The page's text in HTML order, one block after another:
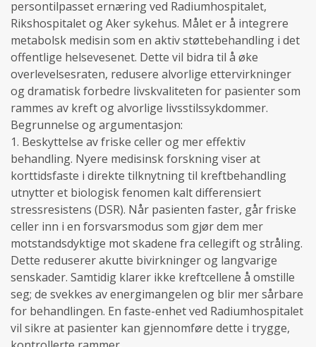
persontilpasset ernæring ved Radiumhospitalet,
Rikshospitalet og Aker sykehus. Målet er å integrere
metabolsk medisin som en aktiv støttebehandling i det
offentlige helsevesenet. Dette vil bidra til å øke
overlevelsesraten, redusere alvorlige ettervirkninger
og dramatisk forbedre livskvaliteten for pasienter som
rammes av kreft og alvorlige livsstilssykdommer.
Begrunnelse og argumentasjon:
1. Beskyttelse av friske celler og mer effektiv
behandling. Nyere medisinsk forskning viser at
korttidsfaste i direkte tilknytning til kreftbehandling
utnytter et biologisk fenomen kalt differensiert
stressresistens (DSR). Når pasienten faster, går friske
celler inn i en forsvarsmodus som gjør dem mer
motstandsdyktige mot skadene fra cellegift og stråling.
Dette reduserer akutte bivirkninger og langvarige
senskader. Samtidig klarer ikke kreftcellene å omstille
seg; de svekkes av energimangelen og blir mer sårbare
for behandlingen. En faste-enhet ved Radiumhospitalet
vil sikre at pasienter kan gjennomføre dette i trygge,